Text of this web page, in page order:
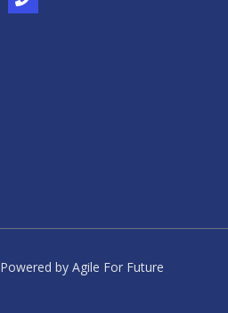
Powered by Agile For Future